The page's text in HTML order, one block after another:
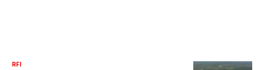
RFI